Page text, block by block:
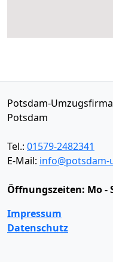
Potsdam-
Potsdam
Tel.: 01579-2482341
E-Mail:
Öffnungszeiten: Mo -
Impressum
Datenschutz